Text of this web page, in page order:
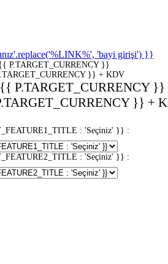
'bayi girişi') }}
P.TARGET_CURRENCY }}
}} + KDV
{{ P.TARGET_CURRENCY }}
}} +
: 'Seçiniz' }} :
: 'Seçiniz' }} :